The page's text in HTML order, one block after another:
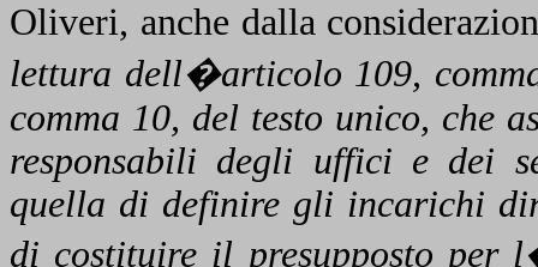
Oliveri, anche dalla
lettura dell�articolo 109,
comma 10, del testo unico, che
responsabili degli uffici e dei
quella di definire gli incarichi
di costituire il presupposto per